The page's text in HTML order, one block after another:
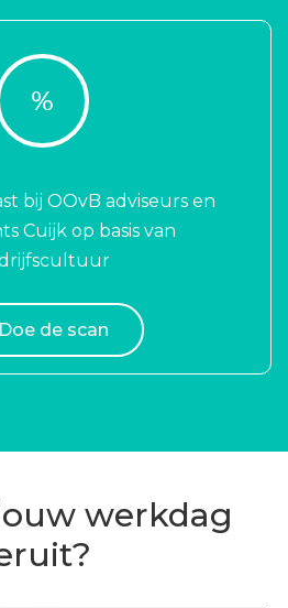
%
bij OOvB adviseurs en
Cuijk op basis van
Doe de scan
werkdag